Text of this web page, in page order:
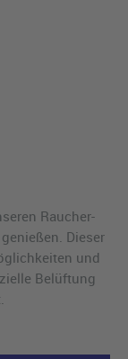
Raucher-
Dieser
und
Belüftung